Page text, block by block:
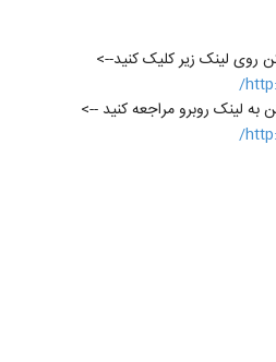
لینک زیر کلیک کنید-->
به لینک روبرو مراجعه کنید -->